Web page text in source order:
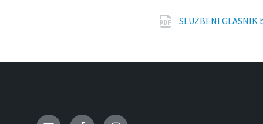
SLUZBENI GLASNIK